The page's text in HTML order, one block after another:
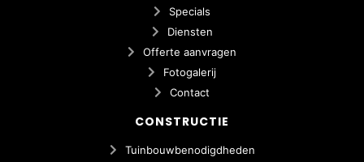
Specials
Diensten
Offerte aanvragen
Fotogalerij
Contact
CONSTRUCTIE
Tuinbouwbenodigdheden